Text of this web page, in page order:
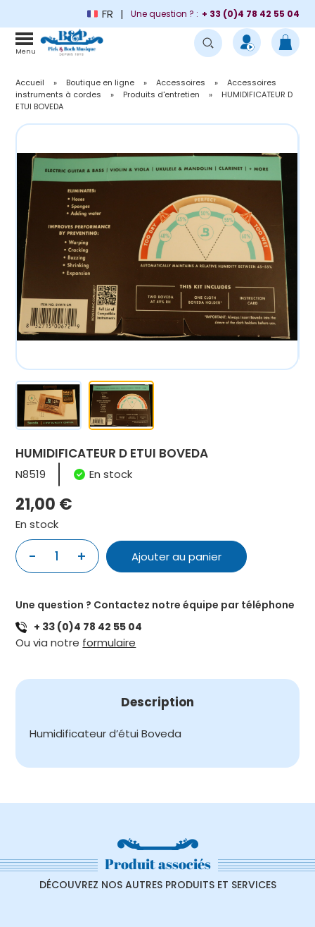
FR Une question ? : + 33 (0)4 78 42 55 04
Menu
Accueil » Boutique en ligne » Accessoires »
Accessoires
instruments à cordes
» Produits d'entretien »
HUMIDIFICATEUR D
ETUI BOVEDA
HUMIDIFICATEUR D ETUI BOVEDA
N8519 En stock
21,00 €
En stock
-
quantité
D
ETUI
BOVEDA
1 + Ajouter au panier
Une question ? Contactez notre équipe par téléphone
+ 33 (0)4 78 42 55 04
Ou via notre formulaire
Description
Humidificateur d’étui Boveda
Produit associés
DÉCOUVREZ NOS AUTRES PRODUITS ET SERVICES